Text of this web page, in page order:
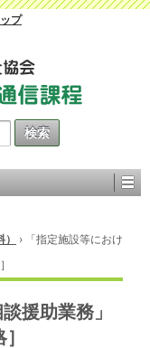
プ
›
「指定施設等におけ
援助業務」